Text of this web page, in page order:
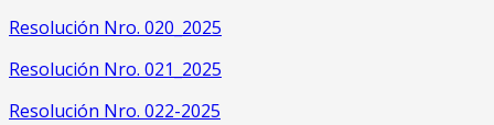
Resolución Nro. 020_2025
Resolución Nro. 021_2025
Resolución Nro. 022-2025